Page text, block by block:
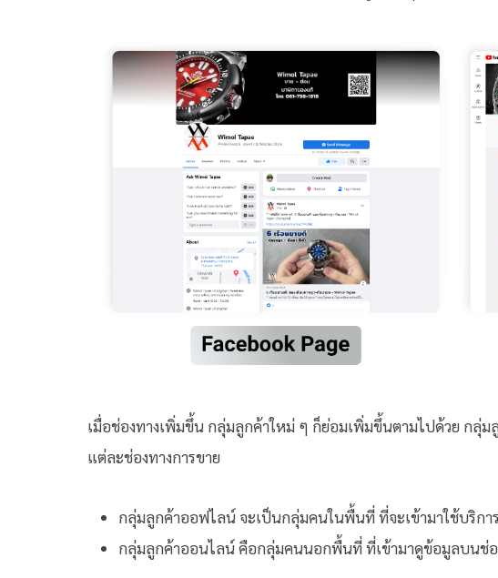
เมื่อช่องทางเพิ่มขึ้น กลุ่มลูกค้าใหม่ ๆ ก็ย่อมเพิ่มขึ้นตามไปด้วย กลุ่
แต่ละช่องทางการขาย
กลุ่มลูกค้าออฟไลน์ จะเป็นกลุ่มคนในพื้นที่ ที่จะเข้ามาใช้บริก
กลุ่มลูกค้าออนไลน์ คือกลุ่มคนนอกพื้นที่ ที่เข้ามาดูข้อมูลบนช่